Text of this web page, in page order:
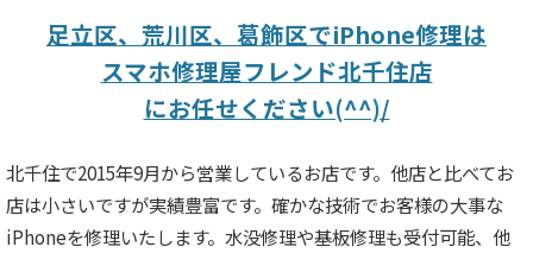
足立区、荒川区、葛飾区でiPhone修理は
スマホ修理屋フレンド北千住店
にお任せください(^^)/
北千住で2015年9月から営業しているお店です。他店と比べてお
店は小さいですが実績豊富です。確かな技術でお客様の大事な
iPhoneを修理いたします。水没修理や基板修理も受付可能、他